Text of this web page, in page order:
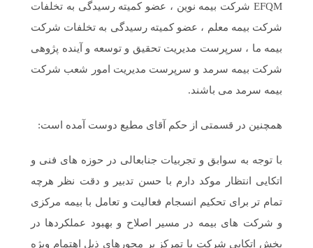
EFQM شرکت بیمه نوین ، عضو کمیته رسیدگی به تخلفات
شرکت بیمه معلم ، عضو کمیته رسیدگی به تخلفات شرکت
بیمه ما ، سرپرست مدیریت تحقیق و توسعه و آینده پژوهی
شرکت بیمه سرمد و سرپرست مدیریت امور شعب شرکت
بیمه سرمد می باشند.
همچنین در قسمتی از حکم آقای مطیع دوست آمده است:
با توجه به سوابق و تجربیات جنابعالی در حوزه های فنی و
اتکایی انتظار موکد دارم با حسن تدبیر و دقت نظر هرچه
تمام تر برای تحکیم انسجام فعالیت و تعامل با بیمه مرکزی
و شرکت های بیمه در مسیر اصلاح و بهبود عملکردها در
بخش اتکایی شرکت با تمرکز بر محورهای ذیل اهتمام ویژه